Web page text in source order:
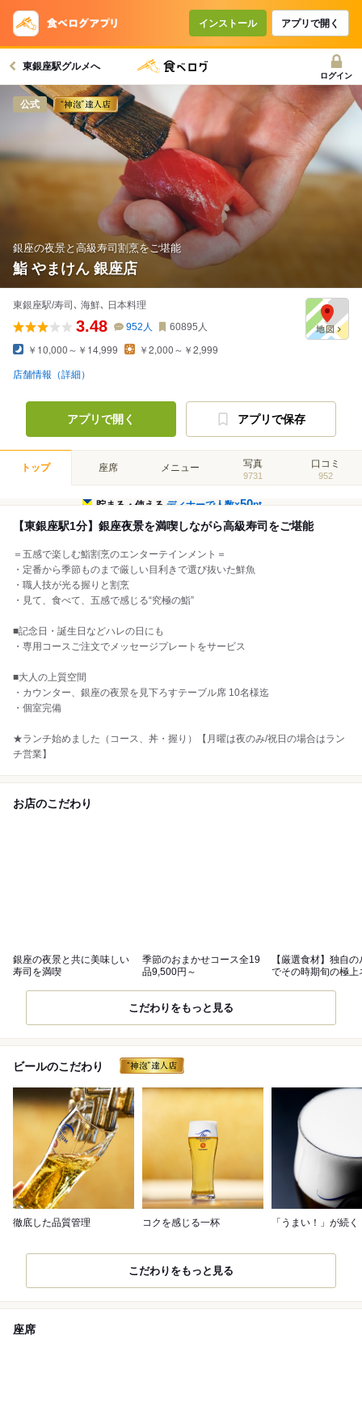
インストール アプリで開く
東銀座駅グルメへ
ログイン
公式
銀座の夜景と高級寿司割烹をご堪能
鮨 やまけん 銀座店
東銀座駅/寿司､ 海鮮､ 日本料理
3.48 952 人 60895 人
￥10,000～￥14,999 ￥2,000～￥2,999
店舗情報（詳細）
アプリで開く アプリで保存
トップ 座席 メニュー 写真
9731
口コミ
952
貯まる・使えるディナーで人数×50pt
【東銀座駅1分】銀座夜景を満喫しながら高級寿司をご堪能
＝五感で楽しむ鮨割烹のエンターテインメント＝
・定番から季節ものまで厳しい目利きで選び抜いた鮮魚
・職人技が光る握りと割烹
・見て、食べて、五感で感じる“究極の鮨”
■記念日・誕生日などハレの日にも
・専用コースご注文でメッセージプレートをサービス
■大人の上質空間
・カウンター、銀座の夜景を見下ろすテーブル席 10名様迄
・個室完備
★ランチ始めました（コース、丼・握り）【月曜は夜のみ/祝日の場合はラン
チ営業】
お店のこだわり
銀座の夜景と共に美味しい
寿司を満喫
季節のおまかせコース全19
品9,500円～
【厳選食材】独自
でその時期旬の極上
こだわりをもっと見る
ビールのこだわり
徹底した品質管理 コクを感じる一杯 「うまい！」が続く
こだわりをもっと見る
座席
コースで使えるクーポン
戻る
クーポンを利用せず予約する